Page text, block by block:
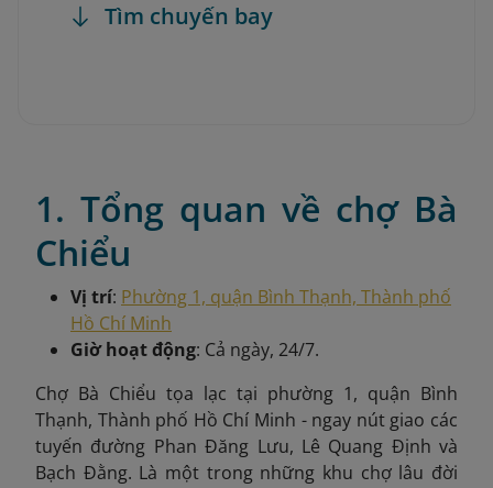
Tìm chuyến bay
1. Tổng quan về chợ Bà
Chiểu
Vị trí: Phường 1, quận Bình Thạnh, Thành phố
Hồ Chí Minh
Giờ hoạt động: Cả ngày, 24/7.
Chợ Bà Chiểu tọa lạc tại phường 1, quận Bình
Thạnh, Thành phố Hồ Chí Minh - ngay nút giao các
tuyến đường Phan Đăng Lưu, Lê Quang Định và
Bạch Đằng. Là một trong những khu chợ lâu đời